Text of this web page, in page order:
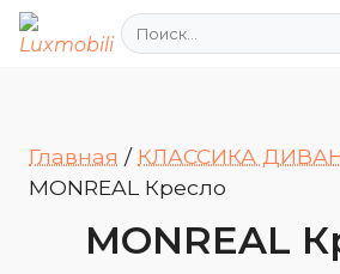
Поиск
Главная / КЛАССИКА
MONREAL Кресло
MONREAL